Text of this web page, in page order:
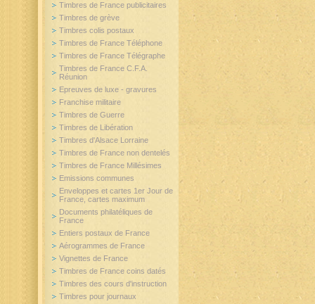
Timbres de France publicitaires
Timbres de grève
Timbres colis postaux
Timbres de France Téléphone
Timbres de France Télégraphe
Timbres de France C.F.A.
Réunion
Epreuves de luxe - gravures
Franchise militaire
Timbres de Guerre
Timbres de Libération
Timbres d'Alsace Lorraine
Timbres de France non dentelés
Timbres de France Millésimes
Emissions communes
Enveloppes et cartes 1er Jour de
France, cartes maximum
Documents philatéliques de
France
Entiers postaux de France
Aérogrammes de France
Vignettes de France
Timbres de France coins datés
Timbres des cours d'instruction
Timbres pour journaux